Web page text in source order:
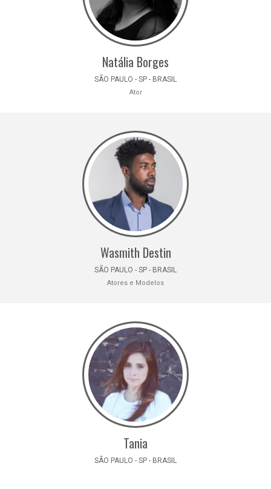
Natália Borges
SÃO PAULO - SP - BRASIL
Ator
Wasmith Destin
SÃO PAULO - SP - BRASIL
Atores e Modelos
Tania
SÃO PAULO - SP - BRASIL